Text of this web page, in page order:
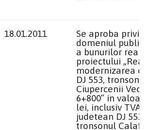
18.01.2011
Se aproba
domeniul public
a bunurilor
proiectului
modernizarea
DJ 553,
Ciupercenii
6+800” in
lei, inclusiv TVA,
judetean DJ
tronsonul